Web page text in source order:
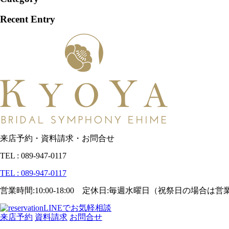
Recent Entry
来店予約・資料請求・お問合せ
TEL : 089-947-0117
TEL : 089-947-0117
営業時間:10:00-18:00 定休日:毎週水曜日（祝祭日の場合は営
LINEでお気軽相談
来店予約 資料請求 お問合せ